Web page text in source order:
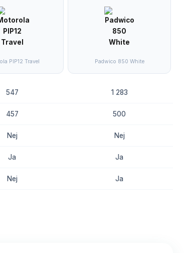
PIP12 Travel Padwico 850 White
547 1 283
457 500
Nej Nej
Ja Ja
Nej Ja